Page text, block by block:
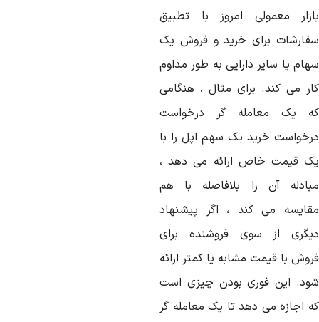
معمولی امروز با تطبیق
برای خرید و فروش یک
یا سایر دارایی به طور مداوم
می کند. برای مثال ، هنگامی
یک معامله گر درخواست
خرید یک سهم اپل را با
قیمت خاص ارائه می دهد ،
آن را بلافاصله با هم
می کند ، اگر پیشنهاد
از سوی فروشنده برای
با قیمت مشابه یا کمتر ارائه
این فوری بودن چیزی است
اجازه می دهد تا یک معامله گر